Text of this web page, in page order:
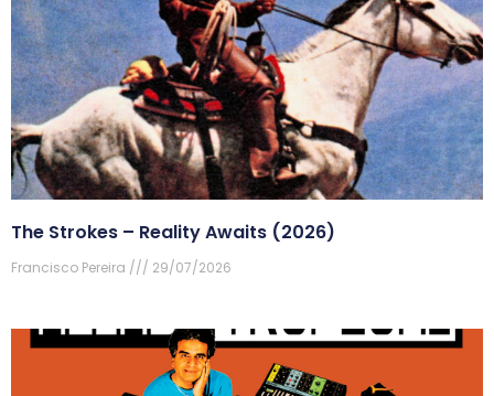
The Strokes – Reality Awaits (2026)
Francisco Pereira 29/07/2026